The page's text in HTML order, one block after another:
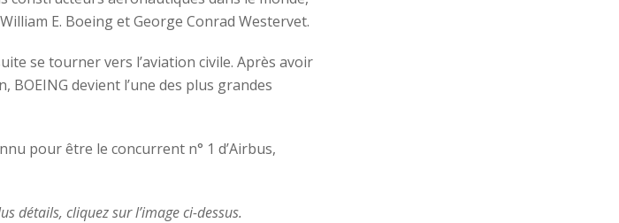
E. Boeing et George Conrad Westervet.
se tourner vers l’aviation civile. Après avoir
devient l’une des plus grandes
pour être le concurrent n° 1 d’Airbus,
détails, cliquez sur l’image ci-dessus.